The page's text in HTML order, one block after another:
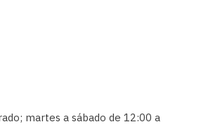
martes a sábado de 12:00 a